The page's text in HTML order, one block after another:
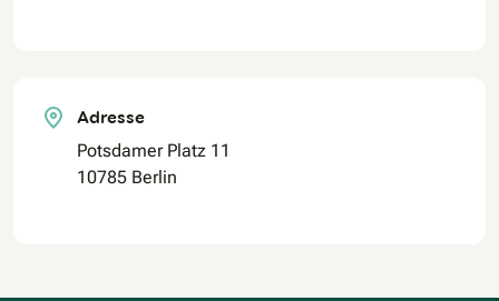
Adresse
Potsdamer Platz 11
10785 Berlin